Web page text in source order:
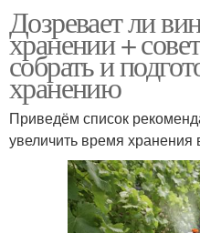
Дозревает ли
хранении +
собрать и
хранению
Приведём список
увеличить время хранения